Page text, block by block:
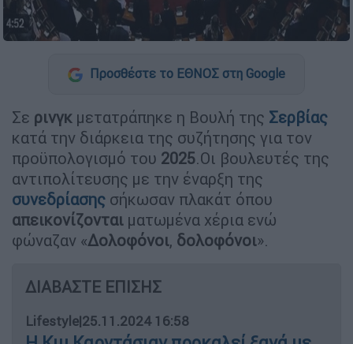
Προσθέστε το ΕΘΝΟΣ στη Google
Σε ρινγκ μετατράπηκε η Bουλή της Σερβίας
κατά την διάρκεια της συζήτησης για τον
προϋπολογισμό του 2025.Οι βουλευτές της
αντιπολίτευσης με την έναρξη της
συνεδρίασης σήκωσαν πλακάτ όπου
απεικονίζονται ματωμένα χέρια ενώ
φώναζαν «Δολοφόνοι, δολοφόνοι».
ΔΙΑΒΑΣΤΕ ΕΠΙΣΗΣ
Lifestyle|25.11.2024 16:58